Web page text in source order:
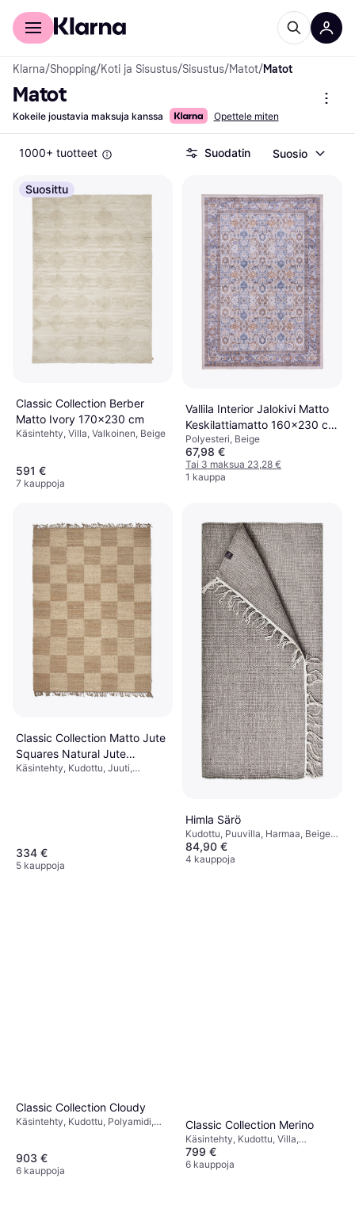
Kuluttajille
Klarna/Shopping/Koti ja Sisustus/Sisustus/Matot/Matot
Matot
Kokeile joustavia maksuja kanssa Opettele miten
1000+ tuotteet Suodatin Suosio
Suosittu
Classic Collection Berber
Matto Ivory 170x230 cm
Käsintehty, Villa, Valkoinen, Beige
591 €
7 kauppoja
Vallila Interior Jalokivi Matto
Keskilattiamatto 160x230 cm
Beige
Polyesteri, Beige
67,98 €
Tai 3 maksua 23,28 €
1 kauppa
Classic Collection Matto Jute
Squares Natural Jute
170x230 cm
Käsintehty, Kudottu, Juuti,
334 €
5 kauppoja
Himla Särö
Kudottu, Puuvilla, Harmaa, Beige,
Monivärinen
84,90 €
4 kauppoja
Classic Collection Cloudy
Käsintehty, Kudottu, Polyamidi,
903 €
6 kauppoja
Classic Collection Merino
Käsintehty, Kudottu, Villa,
Valkoinen
799 €
6 kauppoja